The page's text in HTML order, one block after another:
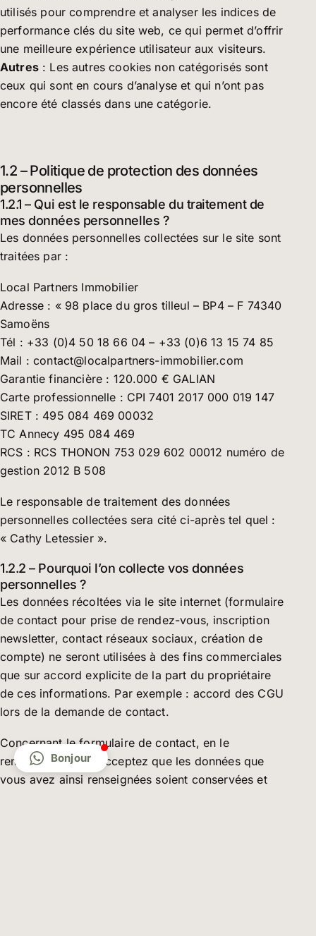
utilisés pour comprendre et analyser les indices de
performance clés du site web, ce qui permet d’offrir
une meilleure expérience utilisateur aux visiteurs.
Autres: Les autres cookies non catégorisés sont
ceux qui sont en cours d’analyse et qui n’ont pas
encore été classés dans une catégorie.
1.2 – Politique de protection des données
personnelles
1.2.1 – Qui est le responsable du traitement de
mes données personnelles ?
Les données personnelles collectées sur le site sont
traitées par :
Local Partners Immobilier
Adresse : « 98 place du gros tilleul – BP4 – F 74340
Samoëns
Tél : +33 (0)4 50 18 66 04 – +33 (0)6 13 15 74 85
Mail : contact@localpartners-immobilier.com
Garantie financière : 120.000 € GALIAN
Carte professionnelle : CPI 7401 2017 000 019 147
SIRET : 495 084 469 00032
TC Annecy 495 084 469
RCS : RCS THONON 753 029 602 00012 numéro de
gestion 2012 B 508
Le responsable de traitement des données
personnelles collectées sera cité ci-après tel quel :
« Cathy Letessier ».
1.2.2 – Pourquoi l’on collecte vos données
personnelles ?
Les données récoltées via le site internet (formulaire
de contact pour prise de rendez-vous, inscription
newsletter, contact réseaux sociaux, création de
compte) ne seront utilisées à des fins commerciales
que sur accord explicite de la part du propriétaire
de ces informations. Par exemple : accord des CGU
lors de la demande de contact.
Concernant le formulaire de contact, en le
remplissant, vous acceptez que les données que
vous avez ainsi renseignées soient conservées et
Bonjour